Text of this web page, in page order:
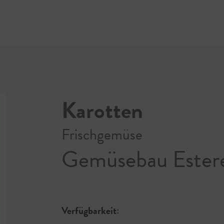
Karotten
Frischgemüse
Gemüsebau
Verfügbarkeit: